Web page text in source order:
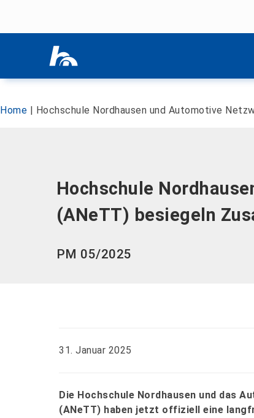
Home | Hochschule Nordhausen und Automotive
Hochschule
(ANeTT) besiegeln
PM 05/2025
31. Januar 2025
Die Hochschule Nordhausen und das
(ANeTT) haben jetzt offiziell eine